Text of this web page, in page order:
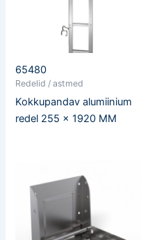
65480
Redelid / astmed
Kokkupandav alumiinium
redel 255 x 1920 MM